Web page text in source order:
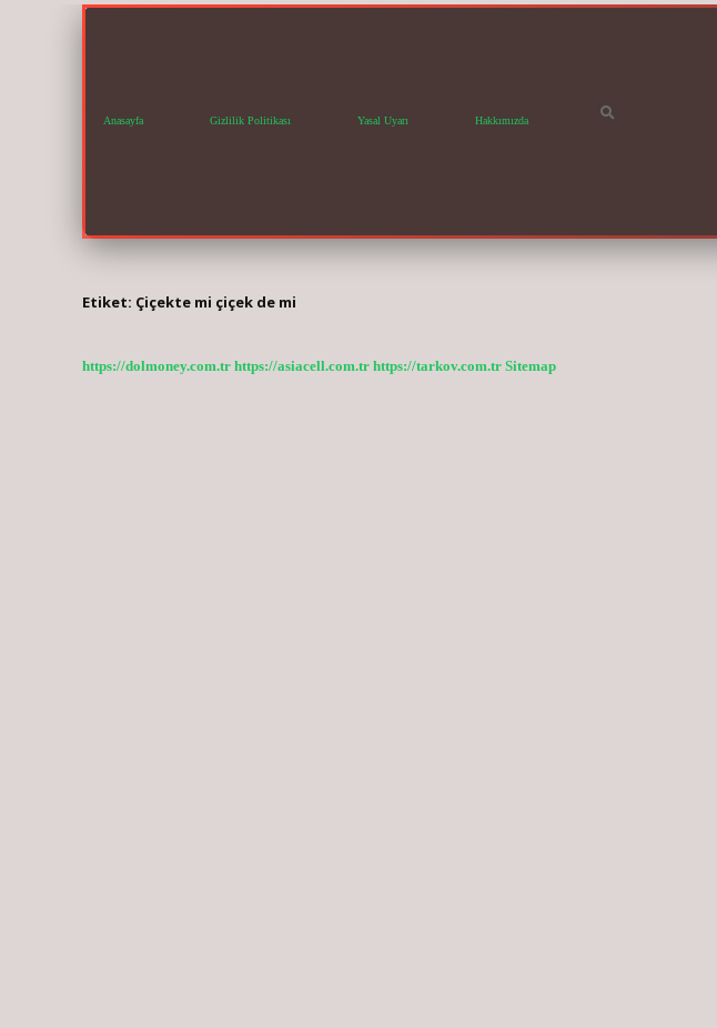
Anasayfa Gizlilik Politikası Yasal Uyarı Hakkımızda
Etiket: Çiçekte mi çiçek de mi
https://dolmoney.com.tr https://asiacell.com.tr https://tarkov.com.tr Sitemap